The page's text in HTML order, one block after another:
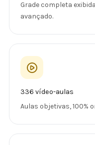
Grade completa
avançado.
336 vídeo-aulas
Aulas objetivas, 100%